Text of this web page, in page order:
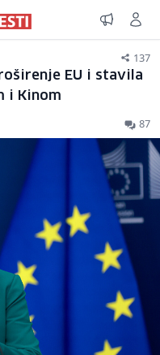
137
EU i stavila
i Kinom
87